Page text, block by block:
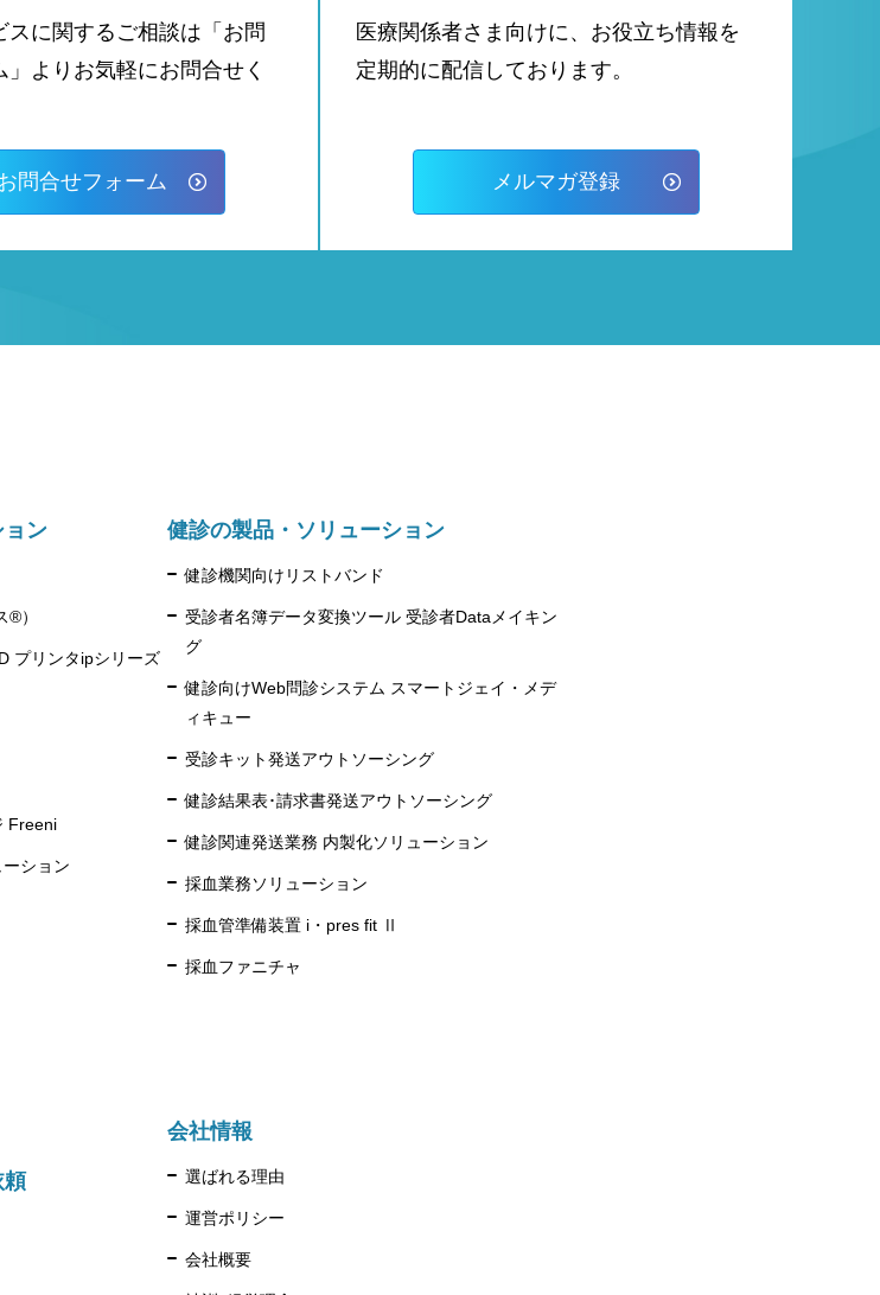
スに関するご相談は「お問
」よりお気軽にお問合せく
問合せフォーム
医療関係者さま向けに、お役立ち情報を
定期的に配信しております。
メルマガ登録
ョン
）
プリンタipシリーズ
Freeni
ション
健診の製品・ソリューション
健診機関向けリストバンド
受診者名簿データ変換ツール 受診者Dataメイキン
グ
健診向けWeb問診システム スマートジェイ・メデ
ィキュー
受診キット発送アウトソーシング
健診結果表･請求書発送アウトソーシング
健診関連発送業務 内製化ソリューション
採血業務ソリューション
採血管準備装置 i・pres fit Ⅱ
採血ファニチャ
頼
会社情報
選ばれる理由
運営ポリシー
会社概要